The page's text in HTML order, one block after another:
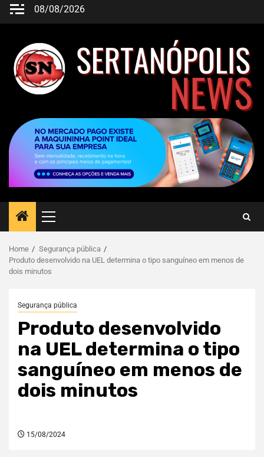
08/08/2026
Home
Segurança pública
Produto desenvolvido na UEL determina o tipo sanguíneo em menos de
dois minutos
Segurança pública
Produto desenvolvido
na UEL determina o tipo
sanguíneo em menos de
dois minutos
15/08/2024